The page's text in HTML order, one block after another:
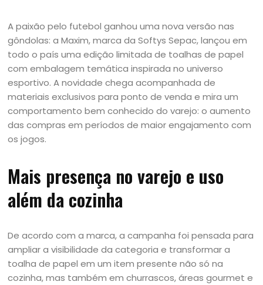
A paixão pelo futebol ganhou uma nova versão nas
gôndolas: a Maxim, marca da Softys Sepac, lançou em
todo o país uma edição limitada de toalhas de papel
com embalagem temática inspirada no universo
esportivo. A novidade chega acompanhada de
materiais exclusivos para ponto de venda e mira um
comportamento bem conhecido do varejo: o aumento
das compras em períodos de maior engajamento com
os jogos.
Mais presença no varejo e uso
além da cozinha
De acordo com a marca, a campanha foi pensada para
ampliar a visibilidade da categoria e transformar a
toalha de papel em um item presente não só na
cozinha, mas também em churrascos, áreas gourmet e